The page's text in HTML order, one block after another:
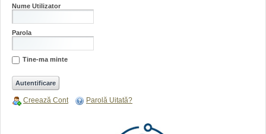
Nume Utilizator
Parola
Tine-ma minte
Creează Cont Parolă Uitată?